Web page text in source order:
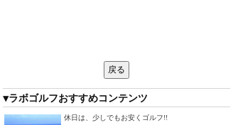
▼ラボゴルフおすすめコンテンツ
休日は、少しでもお安くゴルフ!!